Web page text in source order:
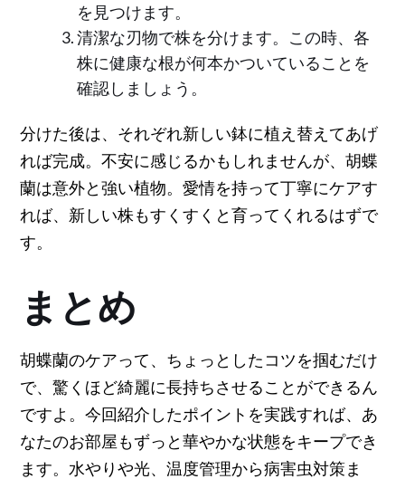
を見つけます。
清潔な刃物で株を分けます。この時、各
株に健康な根が何本かついていることを
確認しましょう。
分けた後は、それぞれ新しい鉢に植え替えてあげ
れば完成。不安に感じるかもしれませんが、胡蝶
蘭は意外と強い植物。愛情を持って丁寧にケアす
れば、新しい株もすくすくと育ってくれるはずで
す。
まとめ
胡蝶蘭のケアって、ちょっとしたコツを掴むだけ
で、驚くほど綺麗に長持ちさせることができるん
ですよ。今回紹介したポイントを実践すれば、あ
なたのお部屋もずっと華やかな状態をキープでき
ます。水やりや光、温度管理から病害虫対策ま